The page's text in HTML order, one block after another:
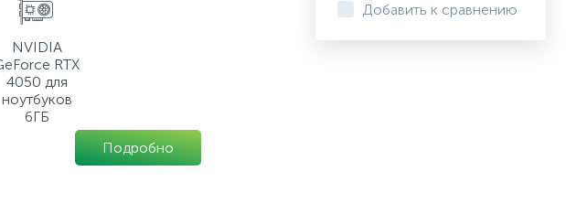
NVIDIA
RTX
4050 для
ноутбуков
6ГБ
Подробно
Добавить к сравнению